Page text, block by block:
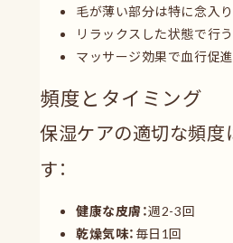
毛が薄い部分は特に念入
リラックスした状態で行う
マッサージ効果で血行促
頻度とタイミング
保湿ケアの適切な頻度
す：
健康な皮膚：週2-3回
乾燥気味： 毎日1回